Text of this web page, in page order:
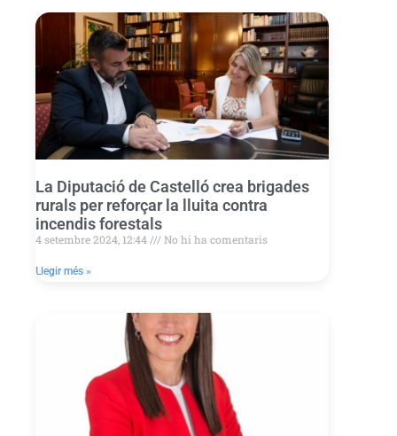
La Diputació de Castelló crea brigades
rurals per reforçar la lluita contra
incendis forestals
4 setembre 2024, 12:44 No hi ha comentaris
Llegir més »